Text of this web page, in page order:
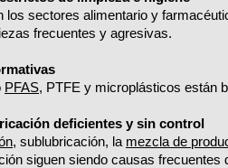
los sectores alimentario y
frecuentes y agresivas.
PFAS, PTFE y microplásticos están
deficientes y sin control
, sublubricación, la mezcla de
siguen siendo causas frecuentes